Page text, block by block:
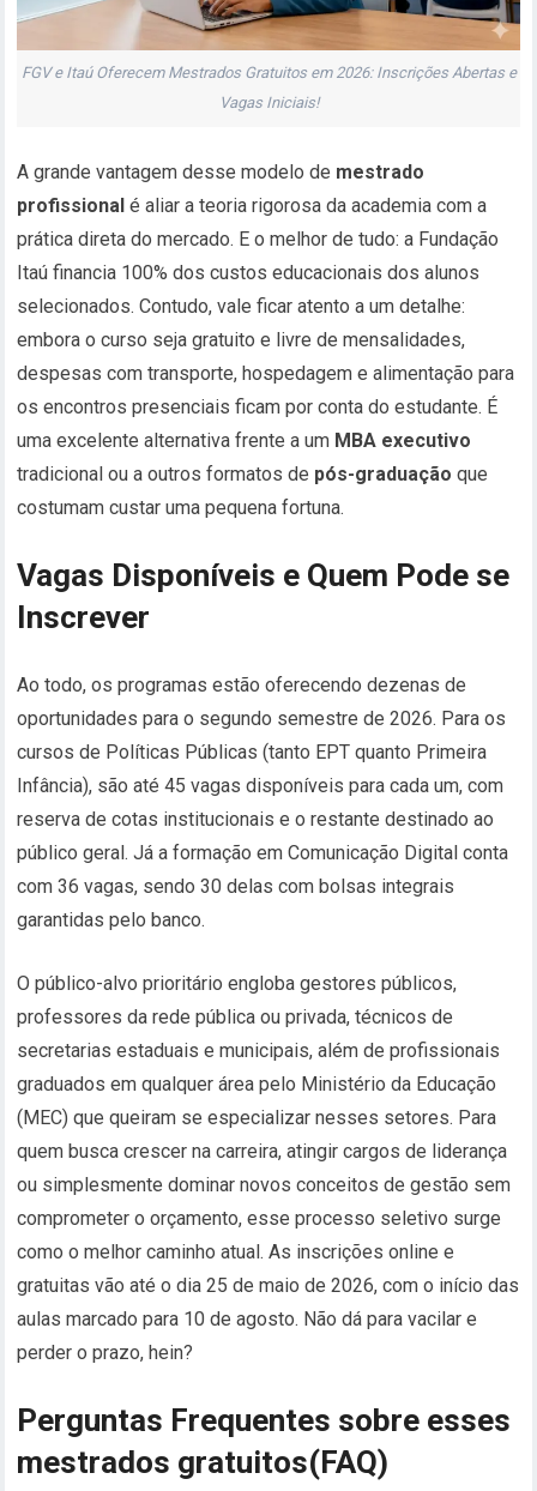
FGV e Itaú Oferecem Mestrados Gratuitos em 2026: Inscrições Abertas e
Vagas Iniciais!
A grande vantagem desse modelo de mestrado
profissional é aliar a teoria rigorosa da academia com a
prática direta do mercado. E o melhor de tudo: a Fundação
Itaú financia 100% dos custos educacionais dos alunos
selecionados. Contudo, vale ficar atento a um detalhe:
embora o curso seja gratuito e livre de mensalidades,
despesas com transporte, hospedagem e alimentação para
os encontros presenciais ficam por conta do estudante. É
uma excelente alternativa frente a um MBA executivo
tradicional ou a outros formatos de pós-graduação que
costumam custar uma pequena fortuna.
Vagas Disponíveis e Quem Pode se
Inscrever
Ao todo, os programas estão oferecendo dezenas de
oportunidades para o segundo semestre de 2026. Para os
cursos de Políticas Públicas (tanto EPT quanto Primeira
Infância), são até 45 vagas disponíveis para cada um, com
reserva de cotas institucionais e o restante destinado ao
público geral. Já a formação em Comunicação Digital conta
com 36 vagas, sendo 30 delas com bolsas integrais
garantidas pelo banco.
O público-alvo prioritário engloba gestores públicos,
professores da rede pública ou privada, técnicos de
secretarias estaduais e municipais, além de profissionais
graduados em qualquer área pelo Ministério da Educação
(MEC) que queiram se especializar nesses setores. Para
quem busca crescer na carreira, atingir cargos de liderança
ou simplesmente dominar novos conceitos de gestão sem
comprometer o orçamento, esse processo seletivo surge
como o melhor caminho atual. As inscrições online e
gratuitas vão até o dia 25 de maio de 2026, com o início das
aulas marcado para 10 de agosto. Não dá para vacilar e
perder o prazo, hein?
Perguntas Frequentes sobre esses
mestrados gratuitos(FAQ)